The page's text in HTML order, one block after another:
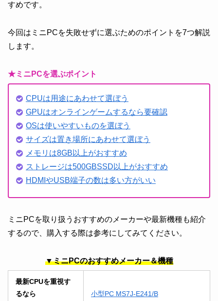
すめです。
今回はミニPCを失敗せずに選ぶためのポイントを7つ解説
します。
★ミニPCを選ぶポイント
CPUは用途にあわせて選ぼう
GPUはオンラインゲームするなら要確認
OSは使いやすいものを選ぼう
サイズは置き場所にあわせて選ぼう
メモリは8GB以上がおすすめ
ストレージは500GBSSD以上がおすすめ
HDMIやUSB端子の数は多い方がいい
ミニPCを取り扱うおすすめのメーカーや最新機種も紹介
するので、購入する際は参考にしてみてください。
▼ミニPCのおすすめメーカー＆機種
最新CPUを重視す
るなら
小型PC MS7J-E241/B